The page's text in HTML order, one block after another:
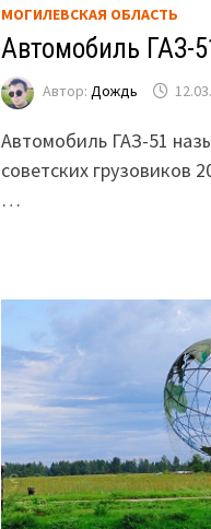
МОГИЛЕВСКАЯ ОБЛАСТЬ
Автомобиль ГАЗ-
Автор: Дождь
Автомобиль ГАЗ-51
советских грузовиков
…